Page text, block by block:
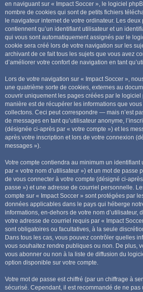
en naviguant sur « Impact Soccer », le logiciel
nombre de cookies qui sont de petits fichiers
le navigateur internet de votre ordinateur. Les
contiennent qu’un identifiant utilisateur et un
qui vous sont automatiquement assignés par le
cookie sera créé lors de votre navigation sur les
archivant de ce fait tous les sujets que vous avez
d’améliorer votre confort de navigation en tant
Lors de votre navigation sur « Impact Soccer »,
une quatrième sorte de cookies, externes au
couvrir uniquement les pages créées par le logiciel
manière est de récupérer les informations que
collectons. Ceci peut correspondre — mais n’est
de messages en tant qu’utilisateur anonyme,
(désignée ci-après par « votre compte ») et les
après votre inscription et lors de votre connexion
messages »).
Votre compte contiendra au minimum un
par « votre nom d’utilisateur ») et un mot de passe
de vous connecter à votre compte (désigné ci-
passe ») et une adresse de courriel personnelle.
compte sur « Impact Soccer » sont protégées par
données applicables dans le pays qui héberge
informations, en-dehors de votre nom d’utilisateur,
votre adresse de courriel requis par « Impact
sont obligatoires ou facultatives, à la seule
Dans tous les cas, vous pouvez contrôler quelles
vous souhaitez rendre publiques ou non. De plus,
vous abonner ou non à la liste de diffusion du
option disponible sur votre compte.
Votre mot de passe est chiffré (par un chiffrage à
sécurisé. Cependant, il est recommandé de ne pas